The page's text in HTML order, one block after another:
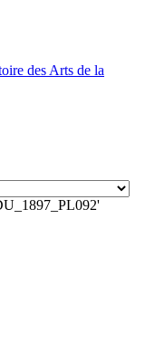
des Arts de la